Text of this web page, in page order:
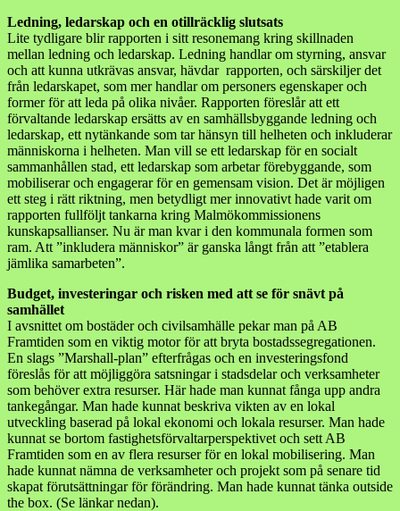
Ledning, ledarskap och en otillräcklig slutsats
Lite tydligare blir rapporten i sitt resonemang kring skillnaden
mellan ledning och ledarskap. Ledning handlar om styrning, ansvar
och att kunna utkrävas ansvar, hävdar rapporten, och särskiljer det
från ledarskapet, som mer handlar om personers egenskaper och
former för att leda på olika nivåer. Rapporten föreslår att ett
förvaltande ledarskap ersätts av en samhällsbyggande ledning och
ledarskap, ett nytänkande som tar hänsyn till helheten och inkluderar
människorna i helheten. Man vill se ett ledarskap för en socialt
sammanhållen stad, ett ledarskap som arbetar förebyggande, som
mobiliserar och engagerar för en gemensam vision. Det är möjligen
ett steg i rätt riktning, men betydligt mer innovativt hade varit om
rapporten fullföljt tankarna kring Malmökommissionens
kunskapsallianser. Nu är man kvar i den kommunala formen som
ram. Att ”inkludera människor” är ganska långt från att ”etablera
jämlika samarbeten”.
Budget, investeringar och risken med att se för snävt på
samhället
I avsnittet om bostäder och civilsamhälle pekar man på AB
Framtiden som en viktig motor för att bryta bostadssegregationen.
En slags ”Marshall-plan” efterfrågas och en investeringsfond
föreslås för att möjliggöra satsningar i stadsdelar och verksamheter
som behöver extra resurser. Här hade man kunnat fånga upp andra
tankegångar. Man hade kunnat beskriva vikten av en lokal
utveckling baserad på lokal ekonomi och lokala resurser. Man hade
kunnat se bortom fastighetsförvaltarperspektivet och sett AB
Framtiden som en av flera resurser för en lokal mobilisering. Man
hade kunnat nämna de verksamheter och projekt som på senare tid
skapat förutsättningar för förändring. Man hade kunnat tänka outside
the box. (Se länkar nedan).